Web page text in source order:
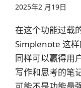
2025年2 月19日
在这个功能过载
Simplenote 这
同样可以赢得用
写作和思考的笔